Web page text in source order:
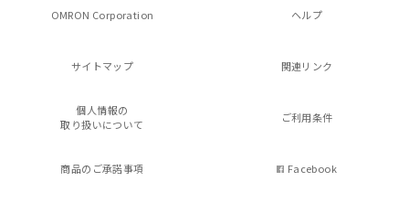
OMRON Corporation ヘルプ
サイトマップ 関連リンク
個人情報の
取り扱いについて
ご利用条件
商品のご承諾事項 Facebook